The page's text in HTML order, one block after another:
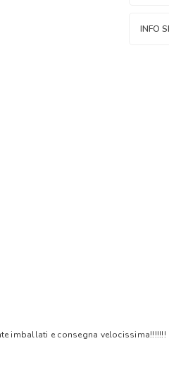
INFO
imballati e consegna